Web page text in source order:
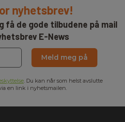
nyhetsbrev!
få de gode tilbudene på mail
E-News
Meld meg på
. Du kan når som helst avslutte
en link i nyhetsmailen.